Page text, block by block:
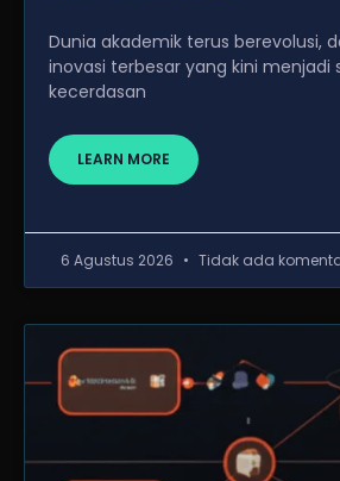
Dunia akademik terus berevolusi,
inovasi terbesar yang kini menjadi
kecerdasan
LEARN MORE
6 Agustus 2026 Tidak ada